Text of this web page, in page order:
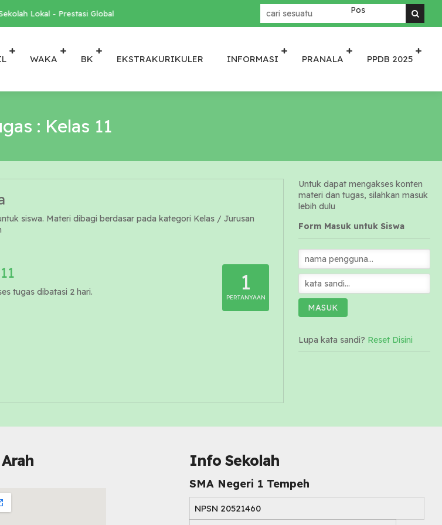
Menjadikan SMATA -
Lokal - Prestasi Global
WAKA BK EKSTRAKURIKULER INFORMASI PRANALA PPDB 2025
: Kelas 11
Untuk dapat mengakses konten
materi dan tugas, silahkan masuk
lebih dulu
Form Masuk untuk Siswa
Lupa kata sandi? Reset Disini
siswa. Materi dibagi berdasar pada kategori Kelas / Jurusan
1
PERTANYAAN
tugas dibatasi 2 hari.
Info Sekolah
SMA Negeri 1 Tempeh
NPSN 20521460